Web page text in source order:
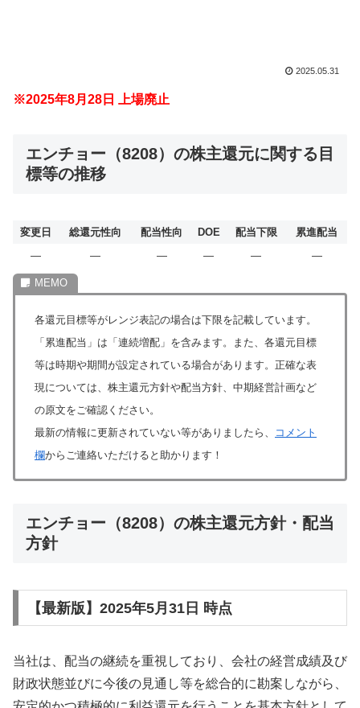
2025.05.31
※2025年8月28日 上場廃止
エンチョー（8208）の株主還元に関する目
標等の推移
変更日 総還元性向 配当性向 DOE 配当下限
累進配当
―
― ― ― ― ―
各還元目標等がレンジ表記の場合は下限を記載しています。
「累進配当」は「連続増配」を含みます。また、各還元目標
等は時期や期間が設定されている場合があります。正確な表
現については、株主還元方針や配当方針、中期経営計画など
の原文をご確認ください。
最新の情報に更新されていない等がありましたら、
コメント
欄からご連絡いただけると助かります！
エンチョー（8208）の株主還元方針・配当
方針
【最新版】2025年5月31日 時点
当社は、配当の継続を重視しており、会社の経営成績及び
財政状態並びに今後の見通し等を総合的に勘案しながら、